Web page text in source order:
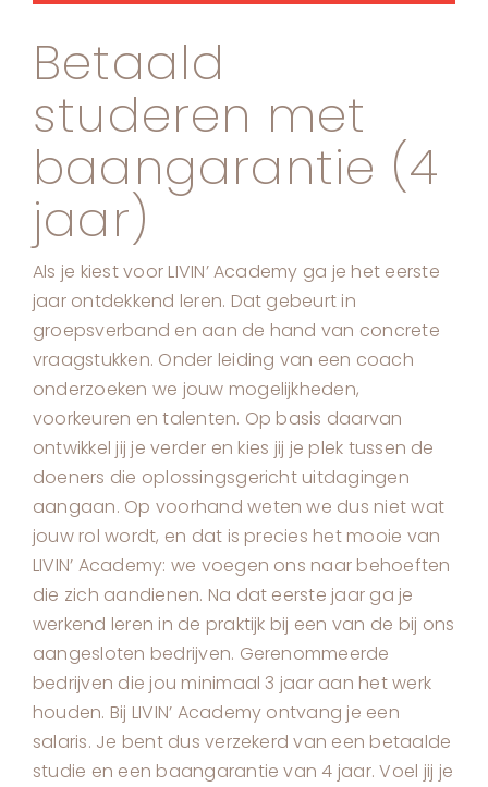
Betaald
studeren met
baangarantie (4
jaar)
Als je kiest voor LIVIN’ Academy ga je het eerste
jaar ontdekkend leren. Dat gebeurt in
groepsverband en aan de hand van concrete
vraagstukken. Onder leiding van een coach
onderzoeken we jouw mogelijkheden,
voorkeuren en talenten. Op basis daarvan
ontwikkel jij je verder en kies jij je plek tussen de
doeners die oplossingsgericht uitdagingen
aangaan. Op voorhand weten we dus niet wat
jouw rol wordt, en dat is precies het mooie van
LIVIN’ Academy: we voegen ons naar behoeften
die zich aandienen. Na dat eerste jaar ga je
werkend leren in de praktijk bij een van de bij ons
aangesloten bedrijven. Gerenommeerde
bedrijven die jou minimaal 3 jaar aan het werk
houden. Bij LIVIN’ Academy ontvang je een
salaris. Je bent dus verzekerd van een betaalde
studie en een baangarantie van 4 jaar. Voel jij je